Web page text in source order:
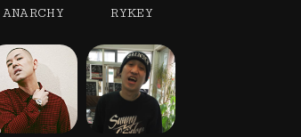
ANARCHY RYKEY